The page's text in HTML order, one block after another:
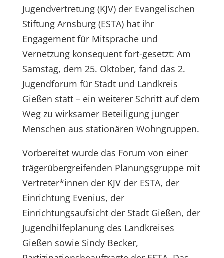
Jugendvertretung (KJV) der Evangelischen
Stiftung Arnsburg (ESTA) hat ihr
Engagement für Mitsprache und
Vernetzung konsequent fort-gesetzt: Am
Samstag, dem 25. Oktober, fand das 2.
Jugendforum für Stadt und Landkreis
Gießen statt – ein weiterer Schritt auf dem
Weg zu wirksamer Beteiligung junger
Menschen aus stationären Wohngruppen.
Vorbereitet wurde das Forum von einer
trägerübergreifenden Planungsgruppe mit
Vertreter*innen der KJV der ESTA, der
Einrichtung Evenius, der
Einrichtungsaufsicht der Stadt Gießen, der
Jugendhilfeplanung des Landkreises
Gießen sowie Sindy Becker,